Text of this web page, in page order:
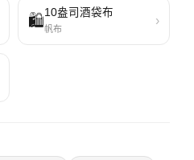
🛍️10盎司酒袋布
帆布
›